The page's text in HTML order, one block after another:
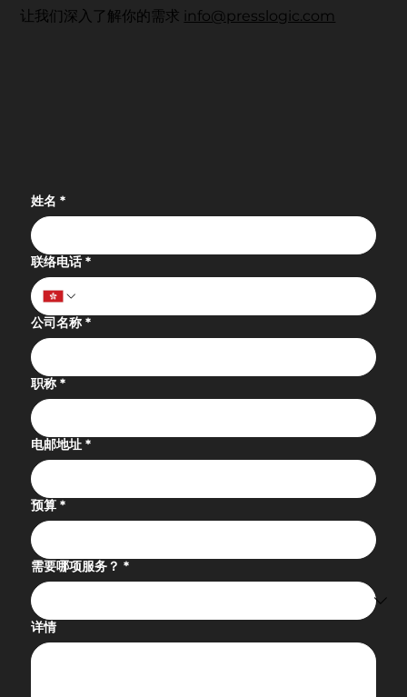
让我们深入了解你的需求 info@presslogic.com
姓名 *
联络电话 *
公司名称 *
职称 *
电邮地址 *
预算 *
需要哪项服务？ *
详情